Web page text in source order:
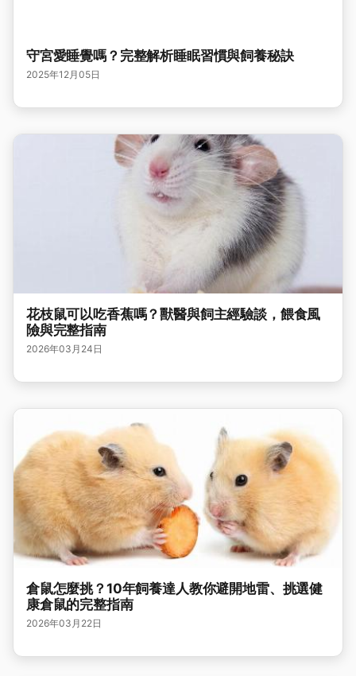
守宮愛睡覺嗎？完整解析睡眠習慣與飼養秘訣
2025年12月05日
花枝鼠可以吃香蕉嗎？獸醫與飼主經驗談，餵食風
險與完整指南
2026年03月24日
倉鼠怎麼挑？10年飼養達人教你避開地雷、挑選健
康倉鼠的完整指南
2026年03月22日